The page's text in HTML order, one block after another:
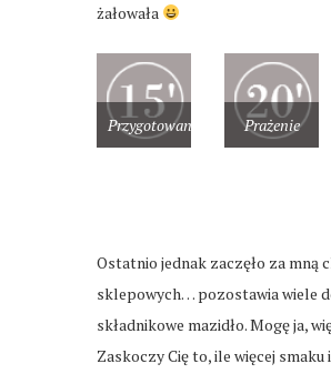
żałowała
Przygotowanie Prażenie
Ostatnio jednak zaczęło za mną
sklepowych… pozostawia wiele
składnikowe mazidło. Mogę ja,
Zaskoczy Cię to, ile więcej